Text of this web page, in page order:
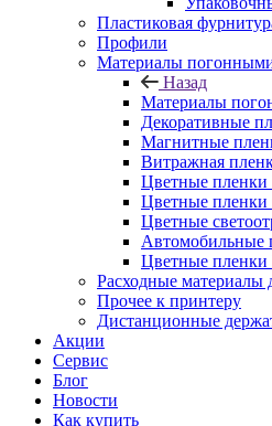
Пластиковая
Профили
Материалы
Назад
Материалы
Декоративные
Магнитные
Витражная
Цветные пленки
Цветные
Цветные
Автомобильные
Цветные пленки
Расходные материалы
Прочее к принтеру
Дистанционные
Акции
Сервис
Блог
Новости
Как купить